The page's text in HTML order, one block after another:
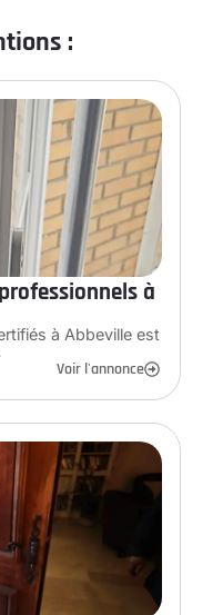
:
à
à Abbeville est
Voir l'annonce